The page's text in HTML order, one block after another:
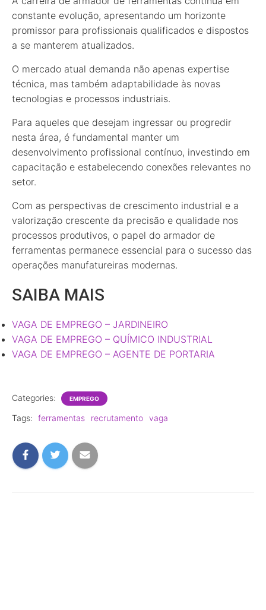
constante evolução, apresentando um horizonte
promissor para profissionais qualificados e dispostos
a se manterem atualizados.
O mercado atual demanda não apenas expertise
técnica, mas também adaptabilidade às novas
tecnologias e processos industriais.
Para aqueles que desejam ingressar ou progredir
nesta área, é fundamental manter um
desenvolvimento profissional contínuo, investindo em
capacitação e estabelecendo conexões relevantes no
setor.
Com as perspectivas de crescimento industrial e a
valorização crescente da precisão e qualidade nos
processos produtivos, o papel do armador de
ferramentas permanece essencial para o sucesso das
operações manufatureiras modernas.
SAIBA MAIS
VAGA DE EMPREGO – JARDINEIRO
VAGA DE EMPREGO – QUÍMICO INDUSTRIAL
VAGA DE EMPREGO – AGENTE DE PORTARIA
Categories: EMPREGO
Tags: ferramentas recrutamento vaga